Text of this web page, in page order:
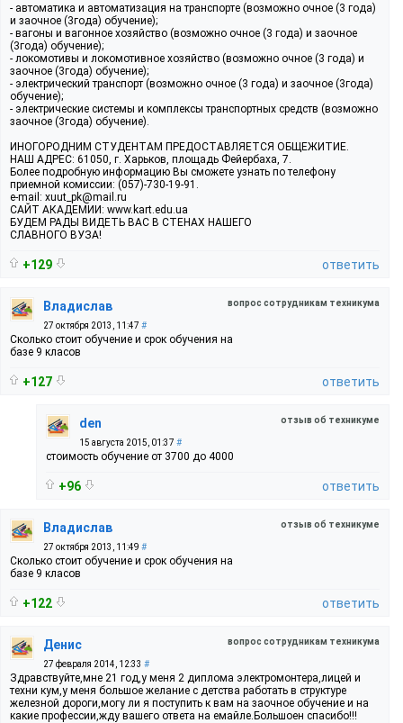
- автоматика и автоматизация на транспорте (возможно очное (3 года)
и заочное (3года) обучение);
- вагоны и вагонное хозяйство (возможно очное (3 года) и заочное
(3года) обучение);
- локомотивы и локомотивное хозяйство (возможно очное (3 года) и
заочное (3года) обучение);
- электрический транспорт (возможно очное (3 года) и заочное (3года)
обучение);
- электрические системы и комплексы транспортных средств (возможно
заочное (3года) обучение).
ИНОГОРОДНИМ СТУДЕНТАМ ПРЕДОСТАВЛЯЕТСЯ ОБЩЕЖИТИЕ.
НАШ АДРЕС: 61050, г. Харьков, площадь Фейербаха, 7.
Более подробную информацию Вы сможете узнать по телефону
приемной комиссии: (057)-730-19-91.
e-mail: xuut_pk@mail.ru
САЙТ АКАДЕМИИ: www.kart.edu.ua
БУДЕМ РАДЫ ВИДЕТЬ ВАС В СТЕНАХ НАШЕГО
СЛАВНОГО ВУЗА!
+129 ответить
вопрос сотрудникам техникума
Владислав
27 октября 2013, 11:47 #
Сколько стоит обучение и срок обучения на
базе 9 класов
+127 ответить
отзыв об техникуме
den
15 августа 2015, 01:37 #
стоимость обучение от 3700 до 4000
+96 ответить
отзыв об техникуме
Владислав
27 октября 2013, 11:49 #
Сколько стоит обучение и срок обучения на
базе 9 класов
+122 ответить
вопрос сотрудникам техникума
Денис
27 февраля 2014, 12:33 #
Здравствуйте,мне 21 год,у меня 2 диплома электромонтера,лицей и
техни кум,у меня большое желание с детства работать в структуре
железной дороги,могу ли я поступить к вам на заочное обучение и на
какие профессии,жду вашего ответа на емайле.Большоен спасибо!!!